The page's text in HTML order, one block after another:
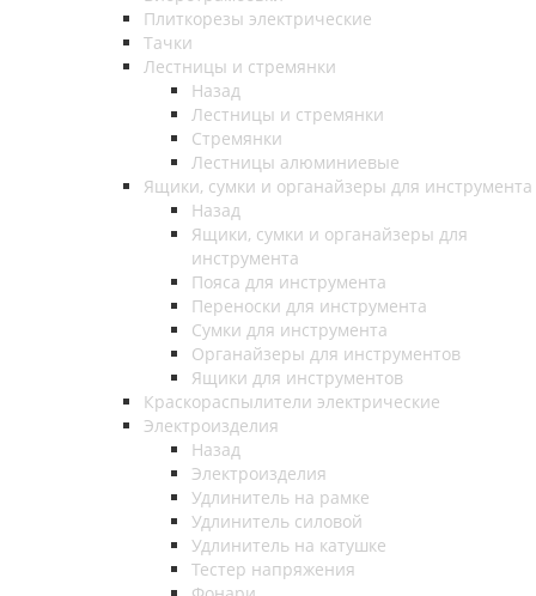
Плиткорезы электрические
Тачки
Лестницы и стремянки
Назад
Лестницы и стремянки
Стремянки
Лестницы алюминиевые
Ящики, сумки и органайзеры для инструмента
Назад
Ящики, сумки и органайзеры для
инструмента
Пояса для инструмента
Переноски для инструмента
Сумки для инструмента
Органайзеры для инструментов
Ящики для инструментов
Краскораспылители электрические
Электроизделия
Назад
Электроизделия
Удлинитель на рамке
Удлинитель силовой
Удлинитель на катушке
Тестер напряжения